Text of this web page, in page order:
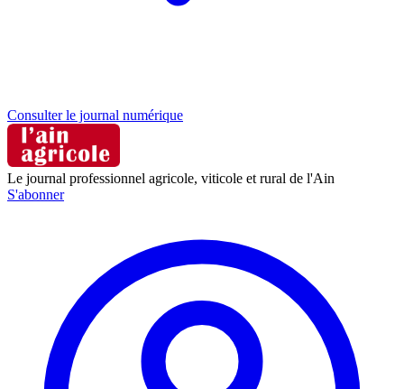
Consulter le journal numérique
Le journal professionnel agricole, viticole et rural de l'Ain
S'abonner